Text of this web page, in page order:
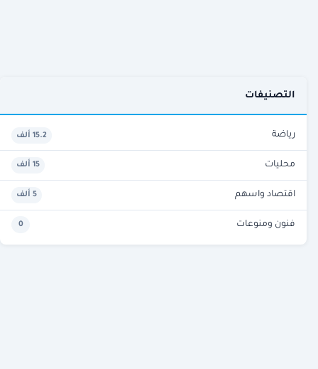
التصنيفات
رياضة 15.2 ألف
محليات 15 ألف
اقتصاد واسهم 5 ألف
فنون ومنوعات 0